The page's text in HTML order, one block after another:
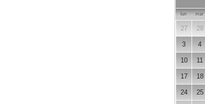
lun mar
27 28
3 4
10 11
17 18
24 25